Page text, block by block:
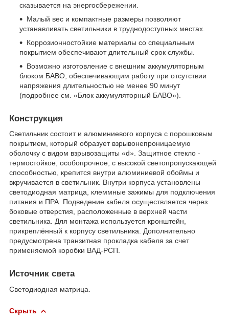
сказывается на энергосбережении.
Малый вес и компактные размеры позволяют
устанавливать светильники в труднодоступных местах.
Коррозионностойкие материалы со специальным
покрытием обеспечивают длительный срок службы.
Возможно изготовление с внешним аккумуляторным
блоком БАВО, обеспечивающим работу при отсутствии
напряжения длительностью не менее 90 минут
(подробнее см. «Блок аккумуляторный БАВО»).
Конструкция
Светильник состоит и алюминиевого корпуса с порошковым
покрытием, который образует взрывонепроницаемую
оболочку с видом взрывозащиты «d». Защитное стекло -
термостойкое, особопрочное, с высокой светопропускающей
способностью, крепится внутри алюминиевой обоймы и
вкручивается в светильник. Внутри корпуса установлены
светодиодная матрица, клеммные зажимы для подключения
питания и ПРА. Подведение кабеля осуществляется через
боковые отверстия, расположенные в верхней части
светильника. Для монтажа используется кронштейн,
прикреплённый к корпусу светильника. Дополнительно
предусмотрена транзитная прокладка кабеля за счет
применяемой коробки ВАД-РСП.
Источник света
Светодиодная матрица.
Скрыть